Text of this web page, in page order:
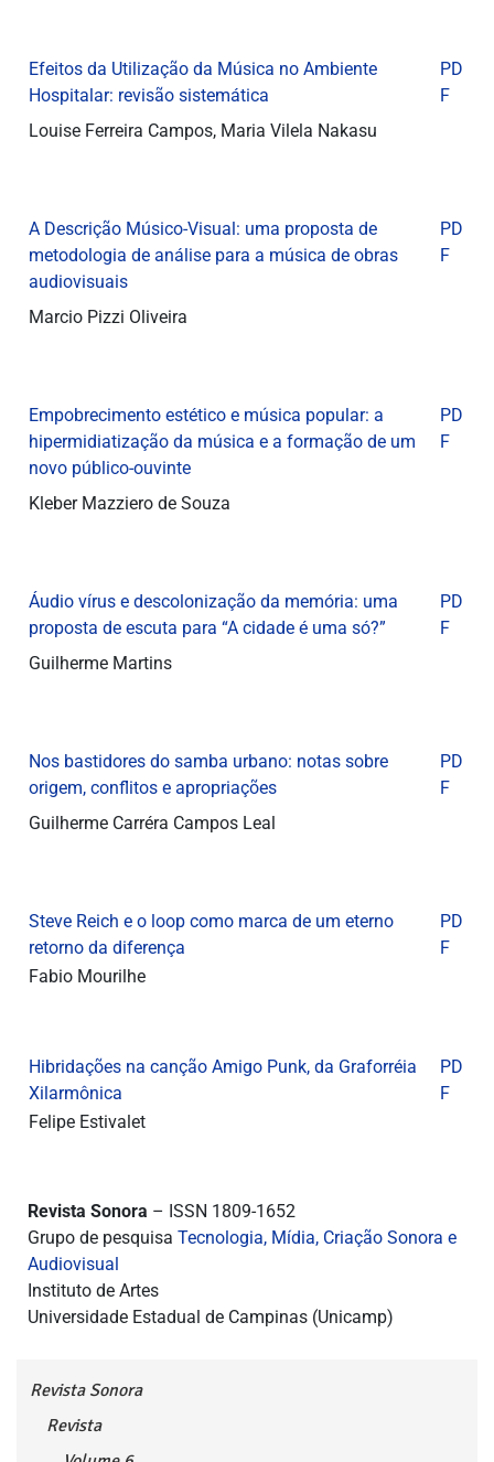
Efeitos da Utilização da Música no Ambiente
Hospitalar: revisão sistemática
PD
F
Louise Ferreira Campos, Maria Vilela Nakasu
A Descrição Músico-Visual: uma proposta de
metodologia de análise para a música de obras
audiovisuais
PD
F
Marcio Pizzi Oliveira
Empobrecimento estético e música popular: a
hipermidiatização da música e a formação de um
novo público-ouvinte
PD
F
Kleber Mazziero de Souza
Áudio vírus e descolonização da memória: uma
proposta de escuta para “A cidade é uma só?”
PD
F
Guilherme Martins
Nos bastidores do samba urbano: notas sobre
origem, conflitos e apropriações
PD
F
Guilherme Carréra Campos Leal
Steve Reich e o loop como marca de um eterno
retorno da diferença
PD
F
Fabio Mourilhe
Hibridações na canção Amigo Punk, da Graforréia
Xilarmônica
PD
F
Felipe Estivalet
Revista Sonora – ISSN 1809-1652
Grupo de pesquisa Tecnologia, Mídia, Criação Sonora e
Audiovisual
Instituto de Artes
Universidade Estadual de Campinas (Unicamp)
Revista Sonora
Revista